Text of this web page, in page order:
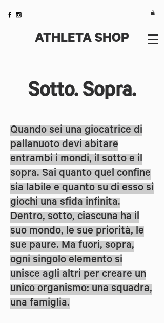
ATHLETA SHOP
Sotto. Sopra.
Quando sei una giocatrice di
pallanuoto devi abitare
entrambi i mondi, il sotto e il
sopra. Sai quanto quel confine
sia labile e quanto su di esso si
giochi una sfida infinita.
Dentro, sotto, ciascuna ha il
suo mondo, le sue priorità, le
sue paure. Ma fuori, sopra,
ogni singolo elemento si
unisce agli altri per creare un
unico organismo: una squadra,
una famiglia.